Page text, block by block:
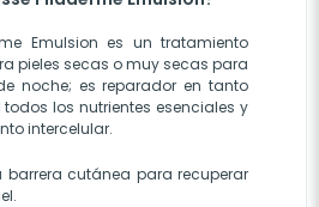
Emulsion es un tratamiento
pieles secas o muy secas para
noche; es reparador en tanto
los nutrientes esenciales y
intercelular.
barrera cutánea para recuperar